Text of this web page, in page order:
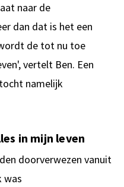
naar de
dan dat is het een
de tot nu toe
vertelt Ben. Een
namelijk
in mijn leven
doorverwezen vanuit
was